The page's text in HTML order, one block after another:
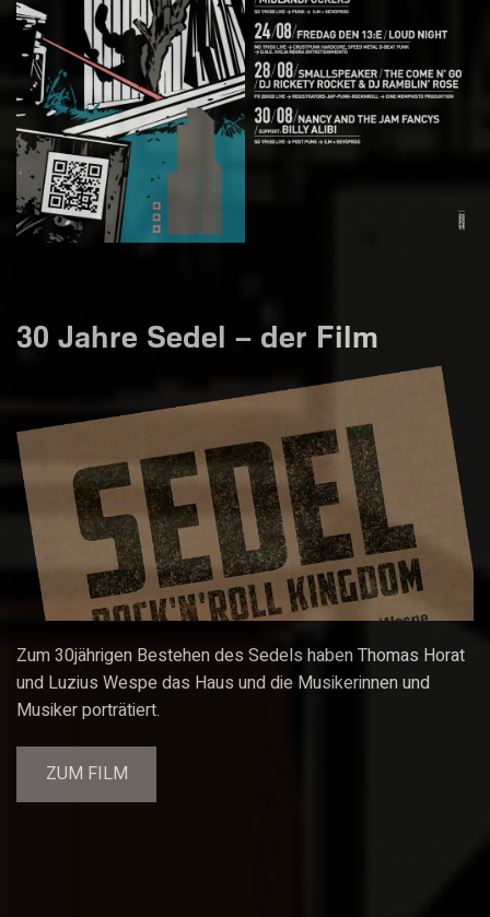
30 Jahre Sedel – der Film
Zum 30jährigen Bestehen des Sedels haben Thomas Horat
und Luzius Wespe das Haus und die Musikerinnen und
Musiker porträtiert.
ZUM FILM